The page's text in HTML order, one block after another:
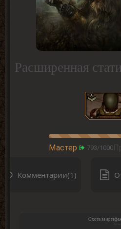
Расширенная
Мастер 793/1000
Комментарии(1)
Охота за